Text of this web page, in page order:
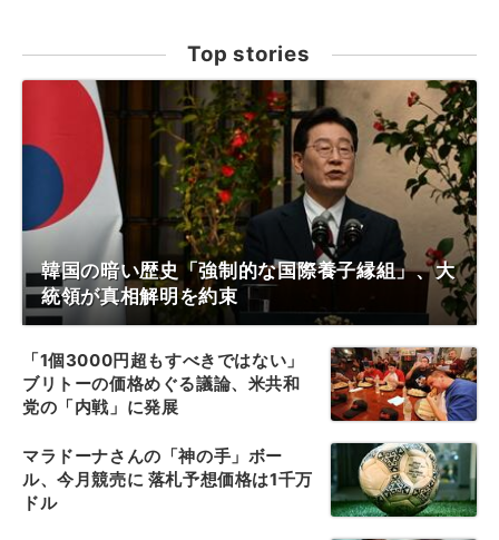
Top stories
韓国の暗い歴史「強制的な国際養子縁組」、大
統領が真相解明を約束
「1個3000円超もすべきではない」
ブリトーの価格めぐる議論、米共和
党の「内戦」に発展
マラドーナさんの「神の手」ボー
ル、今月競売に 落札予想価格は1千万
ドル